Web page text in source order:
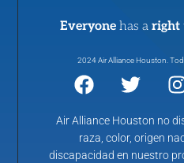
Everyone has a right
2024 Air Alliance Houston.
Air Alliance Houston no
raza, color, origen
discapacidad en nuestro